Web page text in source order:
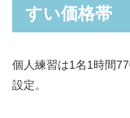
すい価格帯
個人練習は1名1時間
設定。